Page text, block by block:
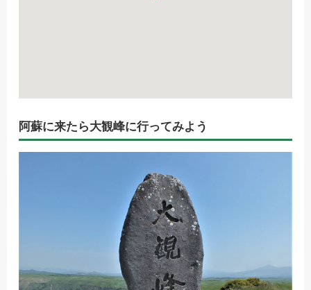
阿蘇に来たら大観峰に行ってみよう